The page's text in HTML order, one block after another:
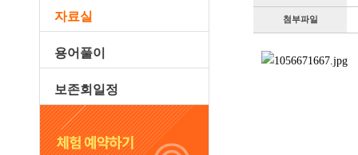
자료실
용어풀이
보존회일정
첨부파일